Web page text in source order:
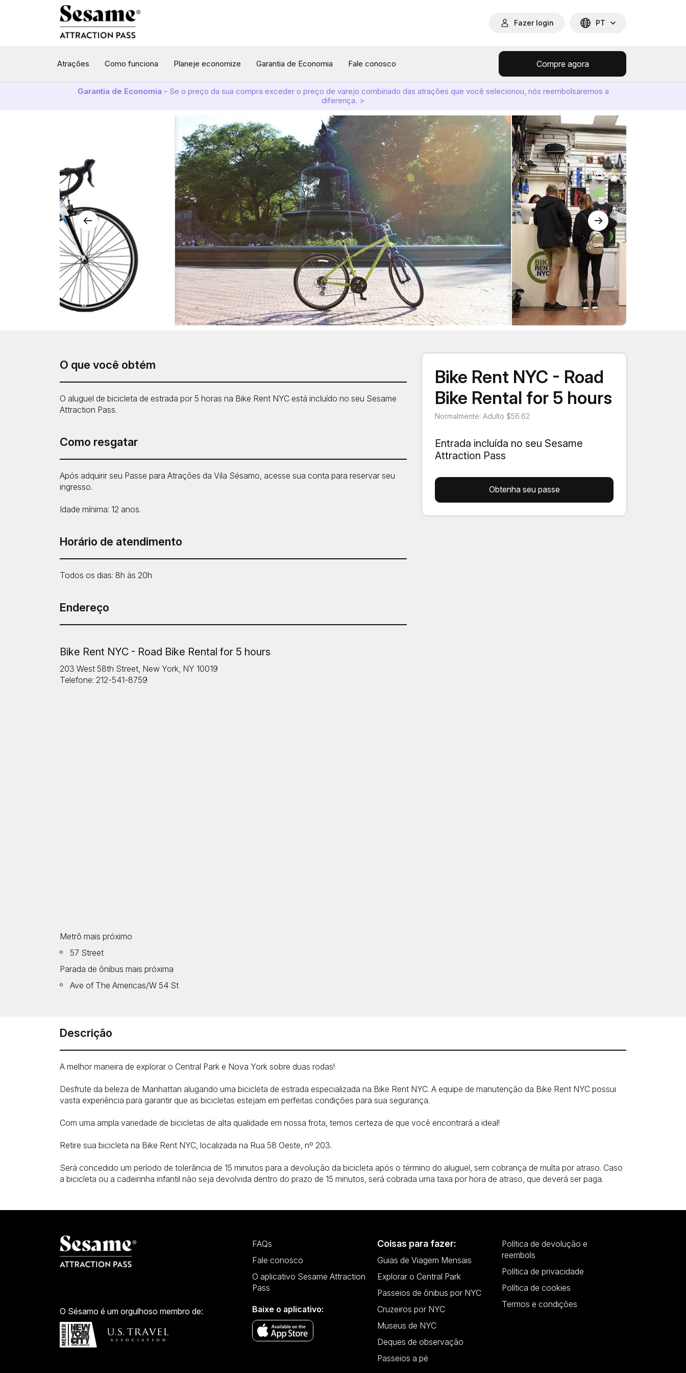
Fazer login PT
Atrações Como funciona Planeje economize Garantia de Economia Fale conosco Compre agora
Garantia de Economia - Se o preço da sua compra exceder o preço de varejo combinado das atrações que você selecionou, nós reembolsaremos a
diferença. >
Bike Rent NYC - Road
Bike Rental for 5 hours
Normalmente: Adulto $56.62
Entrada incluída no seu Sesame
Attraction Pass
Obtenha seu passe
O que você obtém
O aluguel de bicicleta de estrada por 5 horas na Bike Rent NYC está incluído no seu Sesame
Attraction Pass.
Como resgatar
Após adquirir seu Passe para Atrações da Vila Sésamo, acesse sua conta para reservar seu
ingresso.
Idade mínima: 12 anos.
Horário de atendimento
Todos os dias: 8h às 20h
Endereço
Bike Rent NYC - Road Bike Rental for 5 hours
203 West 58th Street, New York, NY 10019
Telefone: 212-541-8759
Metrô mais próximo
57 Street
Parada de ônibus mais próxima
Ave of The Americas/W 54 St
Descrição
A melhor maneira de explorar o Central Park e Nova York sobre duas rodas!
Desfrute da beleza de Manhattan alugando uma bicicleta de estrada especializada na Bike Rent NYC. A equipe de manutenção da Bike Rent NYC possui
vasta experiência para garantir que as bicicletas estejam em perfeitas condições para sua segurança.
Com uma ampla variedade de bicicletas de alta qualidade em nossa frota, temos certeza de que você encontrará a ideal!
Retire sua bicicleta na Bike Rent NYC, localizada na Rua 58 Oeste, nº 203.
Será concedido um período de tolerância de 15 minutos para a devolução da bicicleta após o término do aluguel, sem cobrança de multa por atraso. Caso
a bicicleta ou a cadeirinha infantil não seja devolvida dentro do prazo de 15 minutos, será cobrada uma taxa por hora de atraso, que deverá ser paga.
O Sésamo é um orgulhoso membro de:
FAQs
Fale conosco
O aplicativo Sesame Attraction
Pass
Baixe o aplicativo:
Coisas para fazer:
Guias de Viagem Mensais
Explorar o Central Park
Passeios de ônibus por NYC
Cruzeiros por NYC
Museus de NYC
Deques de observação
Passeios a pé
Política de devolução e
reembols
Política de privacidade
Política de cookies
Termos e condições